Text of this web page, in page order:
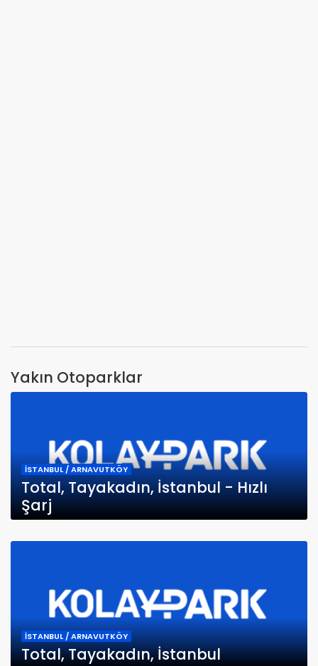
Yakın Otoparklar
İSTANBUL / ARNAVUTKÖY
Total, Tayakadın, İstanbul - Hızlı
Şarj
İSTANBUL / ARNAVUTKÖY
Total, Tayakadın, İstanbul